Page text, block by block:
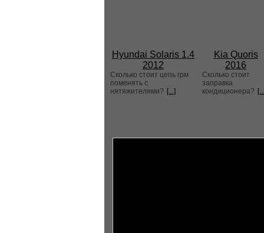
Hyundai Solaris 1.4
2012
Сколько стоит цепь грм
поменять с
нятяжителями? [...]
Kia Quoris
2016
Сколько стоит
заправка
кондиционера?